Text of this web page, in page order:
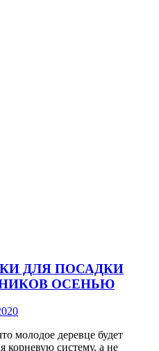
ДЛЯ ПОСАДКИ
ОСЕНЬЮ
молодое деревце будет
корневую систему, а не